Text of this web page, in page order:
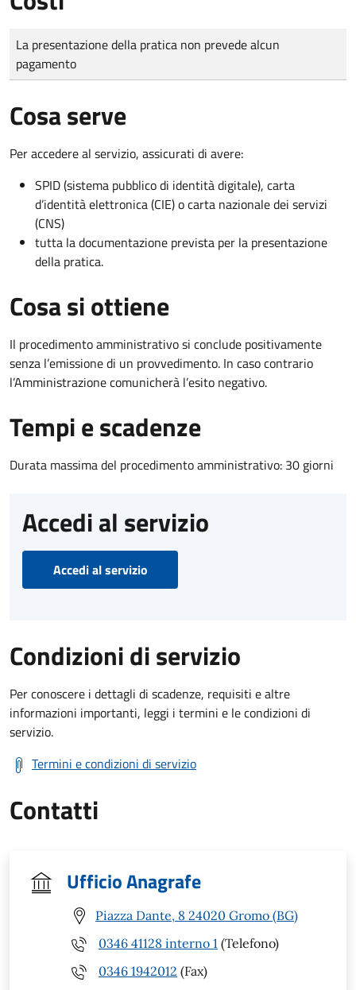
Tipo di pagamento
Importo
La presentazione della pratica non prevede alcun
pagamento
Cosa serve
Per accedere al servizio, assicurati di avere:
SPID (sistema pubblico di identità digitale), carta
d’identità elettronica (CIE) o carta nazionale dei servizi
(CNS)
tutta la documentazione prevista per la presentazione
della pratica.
Cosa si ottiene
Il procedimento amministrativo si conclude positivamente
senza l’emissione di un provvedimento. In caso contrario
l’Amministrazione comunicherà l’esito negativo.
Tempi e scadenze
Durata massima del procedimento amministrativo: 30 giorni
Accedi al servizio
Accedi al servizio
Condizioni di servizio
Per conoscere i dettagli di scadenze, requisiti e altre
informazioni importanti, leggi i termini e le condizioni di
servizio.
Termini e condizioni di servizio
Contatti
Ufficio Anagrafe
Piazza Dante, 8 24020 Gromo (BG)
0346 41128 interno 1 (Telefono)
0346 1942012 (Fax)